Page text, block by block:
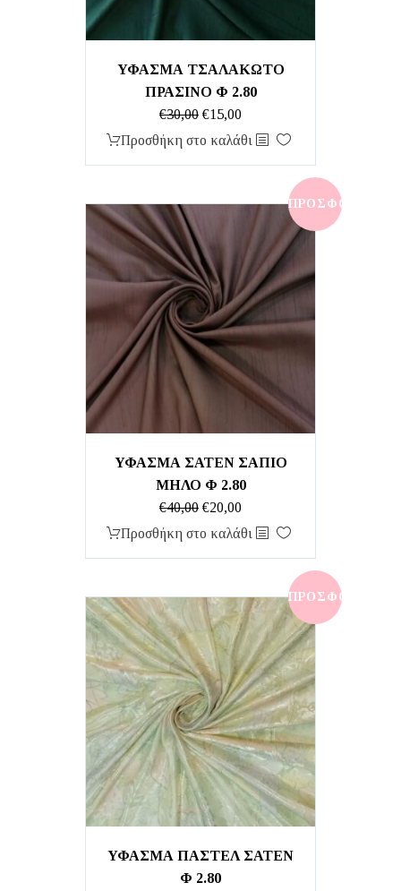
ΥΦΑΣΜΑ ΤΣΑΛΑΚΩΤΟ
ΠΡΑΣΙΝΟ Φ 2.80
€30,00 Original
price
€15,00Η
τρέχουσα
€15,00.
Προσθήκη στο καλάθι
ΠΡΟΣΦΟΡΆ!
ΥΦΑΣΜΑ ΣΑΤΕΝ ΣΑΠΙΟ
ΜΗΛΟ Φ 2.80
€40,00 Original
price
€20,00Η
τρέχουσα
€20,00.
Προσθήκη στο καλάθι
ΠΡΟΣΦΟΡΆ!
ΥΦΑΣΜΑ ΠΑΣΤΕΛ ΣΑΤΕΝ
Φ 2.80